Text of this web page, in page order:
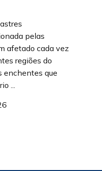
pelas
afetado cada vez
regiões do
enchentes que
...